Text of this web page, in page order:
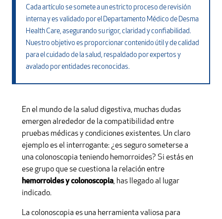
Cada artículo se somete a un estricto proceso de revisión
interna y es validado por el Departamento Médico de Desma
Health Care, asegurando su rigor, claridad y confiabilidad.
Nuestro objetivo es proporcionar contenido útil y de calidad
para el cuidado de la salud, respaldado por expertos y
avalado por entidades reconocidas.
En el mundo de la salud digestiva, muchas dudas
emergen alrededor de la compatibilidad entre
pruebas médicas y condiciones existentes. Un claro
ejemplo es el interrogante: ¿es seguro someterse a
una colonoscopia teniendo hemorroides? Si estás en
ese grupo que se cuestiona la relación entre
hemorroides y colonoscopia, has llegado al lugar
indicado.
La colonoscopia es una herramienta valiosa para